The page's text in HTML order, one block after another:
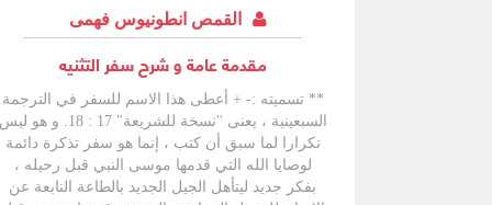
وقعت أحداثها فى عصر القضاة، المجاعة المذكورة
هنا هى التى حدثت فى أيام جدعون (قض 6 : 1 - 6).
القمص انطونيوس فهمى
مقدمة عامة و شرح سفر التثنيه
** تسميته :- + أُعطى هذا الاسم للسفر في الترجمة
السبعينية ، يعنى "نسخة للشريعة" 17 : 18. و هو ليس
تكرارا لما سبق أن كتب ، إنما هو سفر تذكرة دائمة
لوصايا الله التي قدمها موسى النبي قبل رحيله ،
بفكر جديد ليتأهل الجيل الجديد بالطاعة النابعة عن